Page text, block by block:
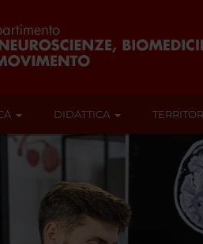
DIDATTICA